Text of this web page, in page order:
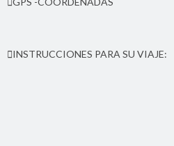
Latitud: 12.555267 | Longitud: -83.713272
INSTRUCCIONES PARA SU VIAJE: